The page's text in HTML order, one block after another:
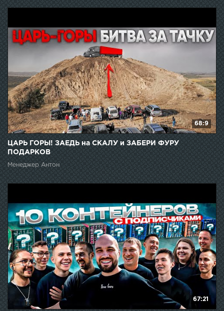
68:9
ЦАРЬ ГОРЫ! ЗАЕДЬ на СКАЛУ и ЗАБЕРИ ФУРУ
ПОДАРКОВ
Менеджер Антон
67:21